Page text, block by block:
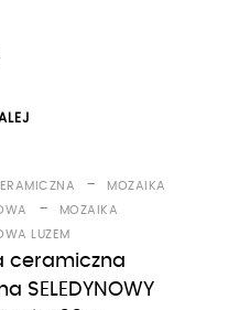
-
MOZAIKA
-
MOZAIKA
LUZEM
ceramiczna
SELEDYNOWY